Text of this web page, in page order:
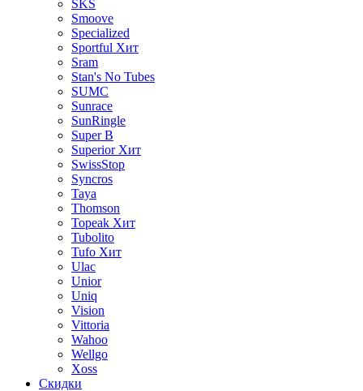
SKS
Smoove
Specialized
Sportful Хит
Sram
Stan's No Tubes
SUMC
Sunrace
SunRingle
Super B
Superior Хит
SwissStop
Syncros
Taya
Thomson
Topeak Хит
Tubolito
Tufo Хит
Ulac
Unior
Uniq
Vision
Vittoria
Wahoo
Wellgo
Xoss
Скидки